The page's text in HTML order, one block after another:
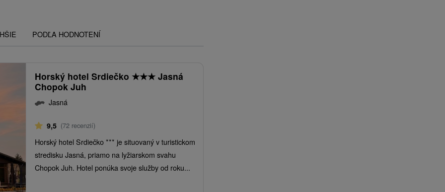
PODĽA HODNOTENÍ
Horský hotel Srdiečko ★★★ Jasná
Chopok Juh
Jasná
9,5 (72 recenzií)
Horský hotel Srdiečko *** je situovaný v turistickom
stredisku Jasná, priamo na lyžiarskom svahu
Chopok Juh. Hotel ponúka svoje služby od roku...